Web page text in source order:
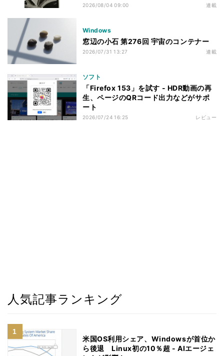
2026/08/04 09:00 連載
Windows
窓辺の小石 第276回 宇宙のコンテナー
2026/07/31 13:27 連載
ソフト
「Firefox 153」を試す - HDR動画の再
生、ページのQRコード出力などがサポ
ート
2026/07/24 16:25 レビュー
人気記事ランキング
米国OS利用シェア、Windowsが首位か
ら後退 Linux初の10％超 - AIエージェ